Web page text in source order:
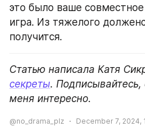
это было ваше
игра. Из тяжелого
получится.
Статью написала Катя
секреты.
меня интересно.
@no_drama_plz December 7, 2024,